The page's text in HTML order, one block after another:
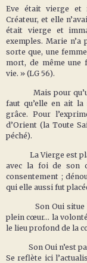
Eve était vierge et
Créateur, et elle
était vierge et
exemples. Marie
sorte que, une
mort, de même une
vie. » (LG 56).
Mais pour qu’une
faut qu’elle en ait la
grâce. Pour
d’Orient (la Toute
péché).
La Vierge est
avec la foi de son
consentement ;
qui elle aussi fut
Son Oui situe la
plein cœur… la
le lieu profond de la
Son Oui n’est pas
Se reflète ici